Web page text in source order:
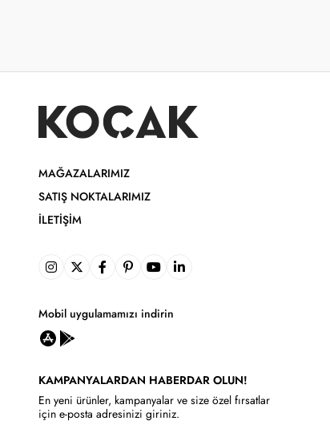
MAĞAZALARIMIZ
SATIŞ NOKTALARIMIZ
İLETIŞIM
Mobil uygulamamızı indirin
KAMPANYALARDAN HABERDAR OLUN!
En yeni ürünler, kampanyalar ve size özel fırsatlar
için e-posta adresinizi giriniz.